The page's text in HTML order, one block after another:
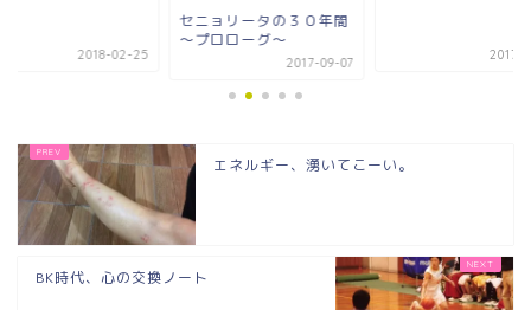
2017-09-07
2017-05-27 2022-
エネルギー、湧いてこーい。
BK時代、心の交換ノート